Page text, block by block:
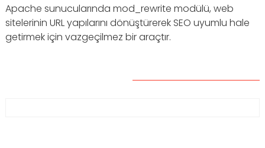
Apache sunucularında mod_rewrite modülü, web
sitelerinin URL yapılarını dönüştürerek SEO uyumlu hale
getirmek için vazgeçilmez bir araçtır.